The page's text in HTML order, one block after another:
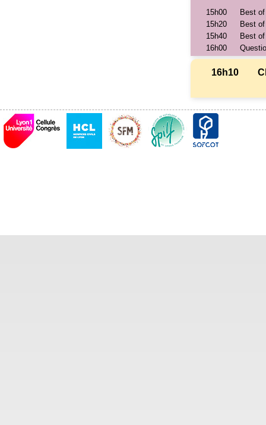
15h00
15h20
15h40
16h00
Best
Best
Best
16h10